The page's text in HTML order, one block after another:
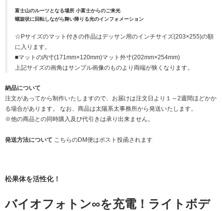
富士山のルーツとなる場所 小富士からのご来光
螺旋状に回転しながら舞い降りる光のインフォメーション
☆Pサイズのマット付きの作品はデッサン用のインチサイズ(203×255)の額
に入ります。
■マットの内寸(171mm×120mm)マット外寸(202mm×254mm)
上記サイズの画角はサンプル画像のものより両端が狭くなります。
納品について
注文があってから制作いたしますので、お届けは注文日より１～2週間ほどかか
る場合があります。 なお、商品は太陽系太事務所から発送いたします。
※他の商品との同時購入及び代引きは承り出来ません。
発送方法について こちらのDM便はポスト投函されます
松果体を活性化！
バイオフォトン∞を充電！ライトボデ